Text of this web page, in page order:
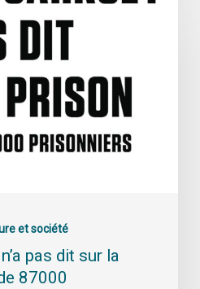
et société
pas dit sur la
87000